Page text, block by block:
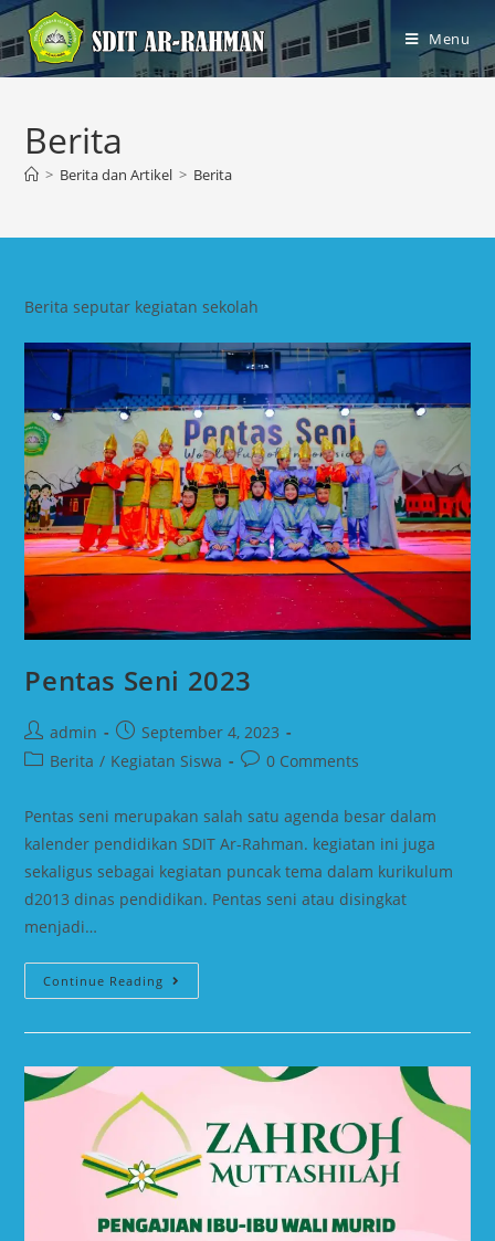
Menu
Berita
> Berita dan Artikel > Berita
Berita seputar kegiatan sekolah
Pentas Seni 2023
admin
September 4, 2023
Berita / Kegiatan Siswa 0 Comments
Pentas seni merupakan salah satu agenda besar dalam
kalender pendidikan SDIT Ar-Rahman. kegiatan ini juga
sekaligus sebagai kegiatan puncak tema dalam kurikulum
d2013 dinas pendidikan. Pentas seni atau disingkat
menjadi…
Continue Reading